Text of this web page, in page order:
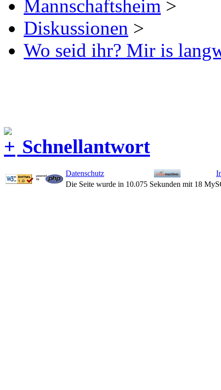
Mannschaftsheim >
Diskussionen >
Wo seid ihr? Mir is
Schnellantwort
Datenschutz
Die Seite wurde in 10.075 Sekunden mit 18